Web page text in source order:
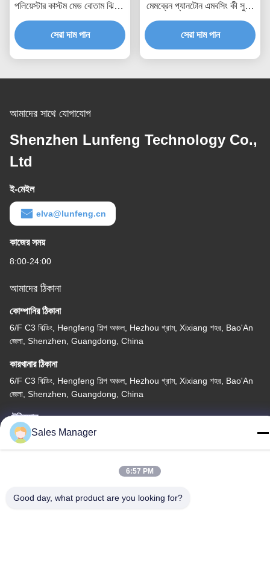
পলিয়েস্টার কাস্টম মেড বোতাম ঝিল্লি
সুইচ
সেরা দাম পান
মেমব্রেন প্যানটোন এমবসিং কী সুইচ
করে
সেরা দাম পান
আমাদের সাথে যোগাযোগ
Shenzhen Lunfeng Technology Co.,
Ltd
ই-মেইল
elva@lunfeng.cn
কাজের সময়
8:00-24:00
আমাদের ঠিকানা
কোম্পানির ঠিকানা
6/F C3 বিল্ডিং, Hengfeng শিল্প অঞ্চল, Hezhou গ্রাম, Xixiang শহর, Bao'An
জেলা, Shenzhen, Guangdong, China
কারখানার ঠিকানা
6/F C3 বিল্ডিং, Hengfeng শিল্প অঞ্চল, Hezhou গ্রাম, Xixiang শহর, Bao'An
জেলা, Shenzhen, Guangdong, China
টেলিফোন
86--13662697476
চীন ভালো মানের ধাতু গম্বুজ ঝিল্লি সুইচ সরবরাহকারী। কপিরাইট © -2026 Shenzhen
Sales Manager
6:57 PM
Good day, what product are you looking for?